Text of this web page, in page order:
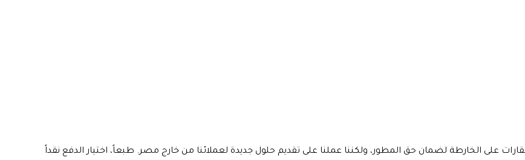
الخارطة لضمان حق المطور، ولكننا عملنا على تقديم حلول جديدة لعملائنا من خارج مصر. طبعاً، اختيار الدفع نقداً